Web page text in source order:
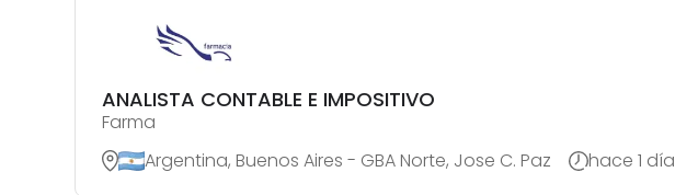
ANALISTA CONTABLE E IMPOSITIVO
Farma
Argentina, Buenos Aires - GBA Norte, Jose C. Paz
hace 1 día